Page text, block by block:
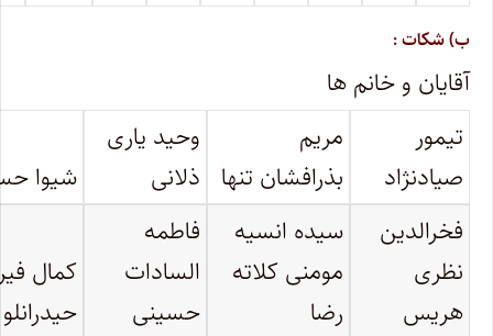
ب) شکات :
آقایان و خانم ها
تیمور
صیادنژاد
مریم
بذرافشان تنها
وحید یاری
ذلانی
شیوا
فخرالدین
نظری
هریس
سیده انسیه
مومنی کلاته
رضا
فاطمه
السادات
حسینی
کمال
حیدرانلو